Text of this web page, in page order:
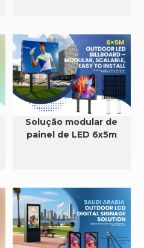
Solução modular de
painel de LED 6x5m